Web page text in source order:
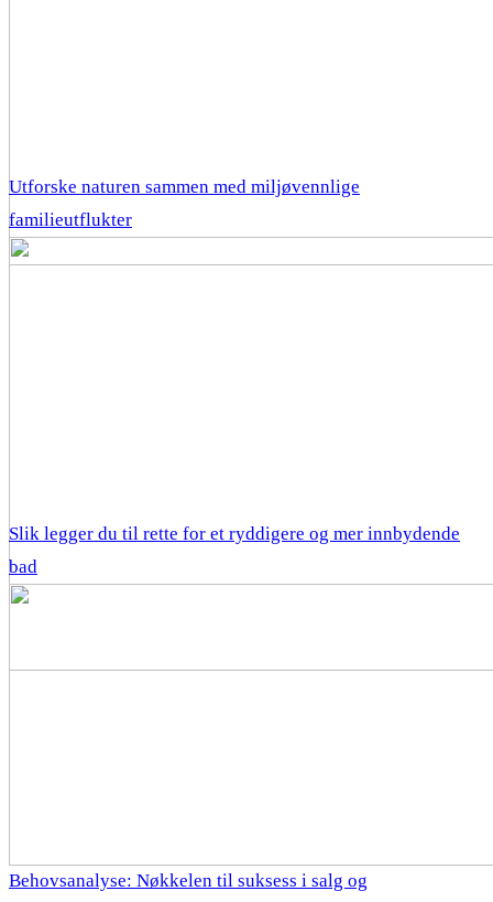
Utforske naturen sammen med miljøvennlige
familieutflukter
Slik legger du til rette for et ryddigere og mer innbydende
bad
Behovsanalyse: Nøkkelen til suksess i salg og